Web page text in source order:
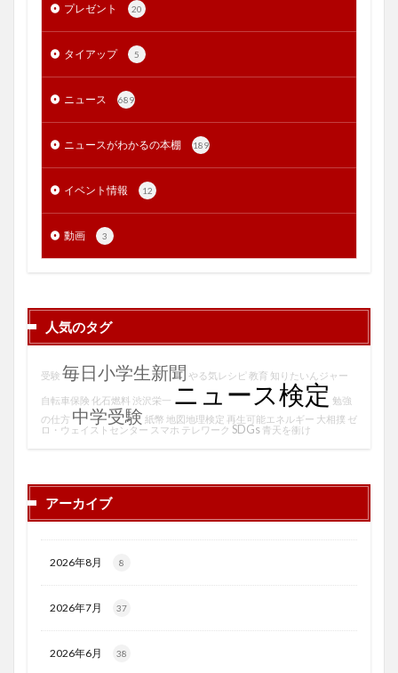
プレゼント 20
タイアップ 5
ニュース 689
ニュースがわかるの本棚 189
イベント情報 12
動画 3
人気のタグ
受験 毎日小学生新聞 やる気レシピ 教育 知りたいんジャー
自転車保険 化石燃料 渋沢栄一 ニュース検定 勉強
の仕方 中学受験 紙幣 地図地理検定 再生可能エネルギー 大相撲 ゼ
ロ・ウェイストセンター スマホ テレワーク SDGs 青天を衝け
アーカイブ
2026年8月 8
2026年7月 37
2026年6月 38